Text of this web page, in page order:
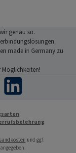
genau so.
made in Germany zu
Möglichkeiten!
LinkedIn
und ggf.